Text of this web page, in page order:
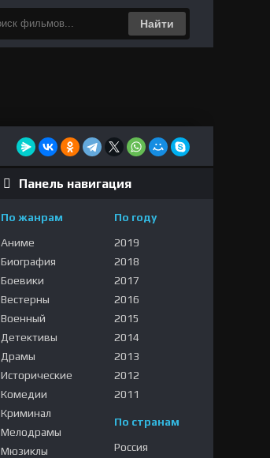
Найти
Панель навигация
По жанрам
Аниме
Биография
Боевики
Вестерны
Военный
Детективы
Драмы
Исторические
Комедии
Криминал
Мелодрамы
Мюзиклы
По году
2019
2018
2017
2016
2015
2014
2013
2012
2011
По странам
Россия